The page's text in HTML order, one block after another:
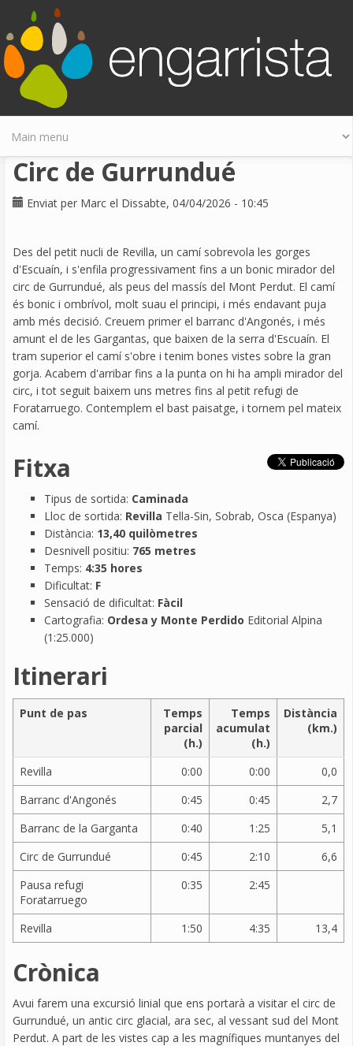
Skip to main content
Circ de Gurrundué
Enviat per Marc el Dissabte, 04/04/2026 - 10:45
Des del petit nucli de Revilla, un camí sobrevola les gorges
d'Escuaín, i s'enfila progressivament fins a un bonic mirador del
circ de Gurrundué, als peus del massís del Mont Perdut. El camí
és bonic i ombrívol, molt suau el principi, i més endavant puja
amb més decisió. Creuem primer el barranc d'Angonés, i més
amunt el de les Gargantas, que baixen de la serra d'Escuaín. El
tram superior el camí s'obre i tenim bones vistes sobre la gran
gorja. Acabem d'arribar fins a la punta on hi ha ampli mirador del
circ, i tot seguit baixem uns metres fins al petit refugi de
Foratarruego. Contemplem el bast paisatge, i tornem pel mateix
camí.
Fitxa
Tipus de sortida: Caminada
Lloc de sortida: Revilla Tella-Sin, Sobrab, Osca (Espanya)
Distància: 13,40 quilòmetres
Desnivell positiu: 765 metres
Temps: 4:35 hores
Dificultat: F
Sensació de dificultat: Fàcil
Cartografia: Ordesa y Monte Perdido Editorial Alpina
(1:25.000)
Itinerari
Punt de pas
Temps
parcial
(h.)
Temps
acumulat
(h.)
Distància
(km.)
Revilla 0:00 0:00
0,0
Barranc d'Angonés
0:45 0:45
2,7
Barranc de la Garganta
0:40 1:25
5,1
Circ de Gurrundué
0:45 2:10
6,6
Pausa refugi
Foratarruego
0:35 2:45
Revilla 1:50 4:35 13,4
Crònica
Avui farem una excursió linial que ens portarà a visitar el circ de
Gurrundué, un antic circ glacial, ara sec, al vessant sud del Mont
Perdut. A part de les vistes cap a les magnífiques muntanyes del